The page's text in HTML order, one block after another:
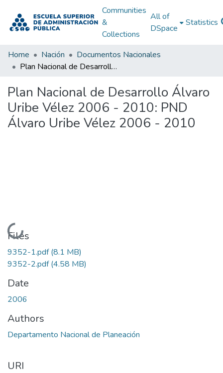
Communities
&
Collections
All of
DSpace
Statistics
Home Nación
Documentos Nacionales
Plan Nacional de Desarrollo Álvaro Uribe Vélez 2006 - 2010: PND Álvaro Uribe Vélez 2006 - 2010
Plan Nacional de Desarrollo Álvaro
Uribe Vélez 2006 - 2010: PND
Álvaro Uribe Vélez 2006 - 2010
Loading...
Files
9352-1.pdf(8.1 MB)
9352-2.pdf(4.58 MB)
Date
2006
Authors
Departamento Nacional de Planeación
URI